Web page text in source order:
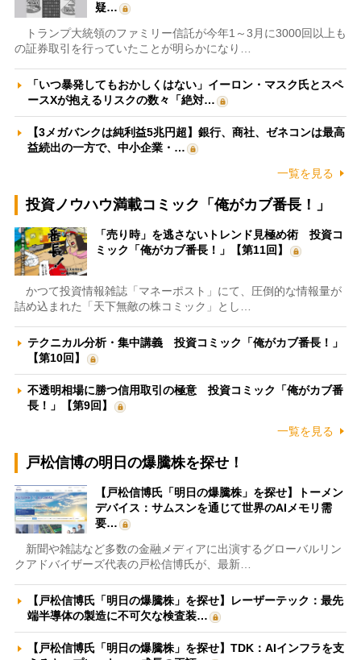
疑…
トランプ大統領のファミリー信託が今年1～3月に3000回以上も
の証券取引を行っていたことが明らかになり…
「いつ暴発してもおかしくはない」イーロン・マスク氏とスペ
ースXが抱えるリスクの数々「絶対…
【3メガバンクは純利益5兆円超】銀行、商社、ゼネコンは最高
益続出の一方で、中小企業・…
一覧を見る
投資ノウハウ満載コミック「俺がカブ番長！」
「売り時」を逃さないトレンド見極め術 投資コ
ミック「俺がカブ番長！」【第11回】
かつて投資情報雑誌「マネーポスト」にて、圧倒的な情報量が
詰め込まれた「天下無敵の株コミック」とし…
テクニカル分析・集中講義 投資コミック「俺がカブ番長！」
【第10回】
不透明相場に勝つ信用取引の極意 投資コミック「俺がカブ番
長！」【第9回】
一覧を見る
戸松信博の明日の爆騰株を探せ！
【戸松信博氏「明日の爆騰株」を探せ】トーメン
デバイス：サムスンを通じて世界のAIメモリ需
要…
新聞や雑誌など多数の金融メディアに出演するグローバルリン
クアドバイザーズ代表の戸松信博氏が、最新…
【戸松信博氏「明日の爆騰株」を探せ】レーザーテック：最先
端半導体の製造に不可欠な検査装…
【戸松信博氏「明日の爆騰株」を探せ】TDK：AIインフラを支